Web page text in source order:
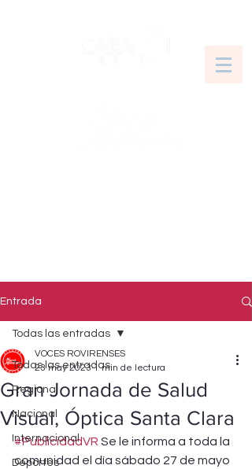
Entrada
Todas las entradas
Regional
Nacional
Internacional
Deportes
Todas las entradas
Gran Jornada de Salud
Visual, Óptica Santa Clara
VOCES ROVIRENSES
23 may 2023 1 min de lectura
#PublicidadVR Se le informa a toda la
comunidad el día sábado 27 de mayo